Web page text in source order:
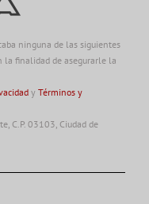
ninguna de las siguientes
la finalidad de asegurarle la
y Términos y
C.P. 03103, Ciudad de